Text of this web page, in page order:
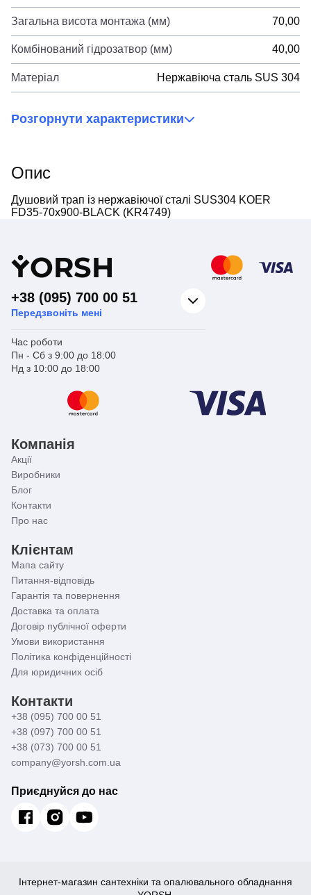
Загальна висота монтажа (мм) 70,00
Комбінований гідрозатвор (мм) 40,00
Матеріал Нержавіюча сталь SUS 304
Розгорнути характеристики
Опис
Душовий трап із нержавіючої сталі SUS304 KOER
FD35-70x900-BLACK (KR4749)
YORSH
+38 (095) 700 00 51
Передзвоніть мені
Час роботи
Пн - Сб з 9:00 до 18:00
Нд з 10:00 до 18:00
Компанія
Акції
Виробники
Блог
Контакти
Про нас
Клієнтам
Мапа сайту
Питання-відповідь
Гарантія та повернення
Доставка та оплата
Договір публічної оферти
Умови використання
Політика конфіденційності
Для юридичних осіб
Контакти
+38 (095) 700 00 51
+38 (097) 700 00 51
+38 (073) 700 00 51
company@yorsh.com.ua
Приєднуйся до нас
Інтернет-магазин сантехніки та опалювального обладнання